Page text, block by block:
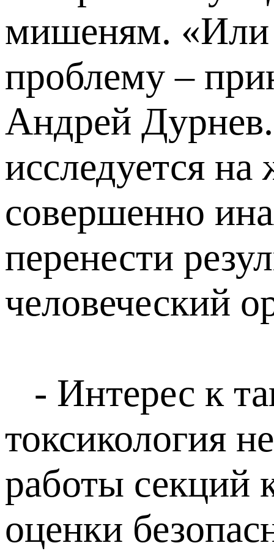
мишеням. «Или
проблему –
Андрей
исследуется
совершенно
перенести
человеческий
- Интерес к
токсикология
работы
оценки